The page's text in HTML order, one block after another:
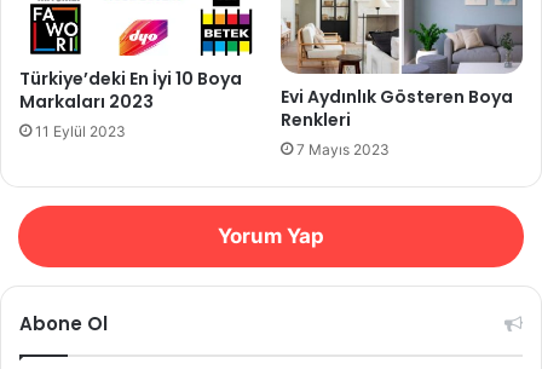
Türkiye’deki En İyi 10 Boya
Markaları 2023
11 Eylül 2023
Evi Aydınlık Gösteren Boya
Renkleri
7 Mayıs 2023
Yorum Yap
Abone Ol